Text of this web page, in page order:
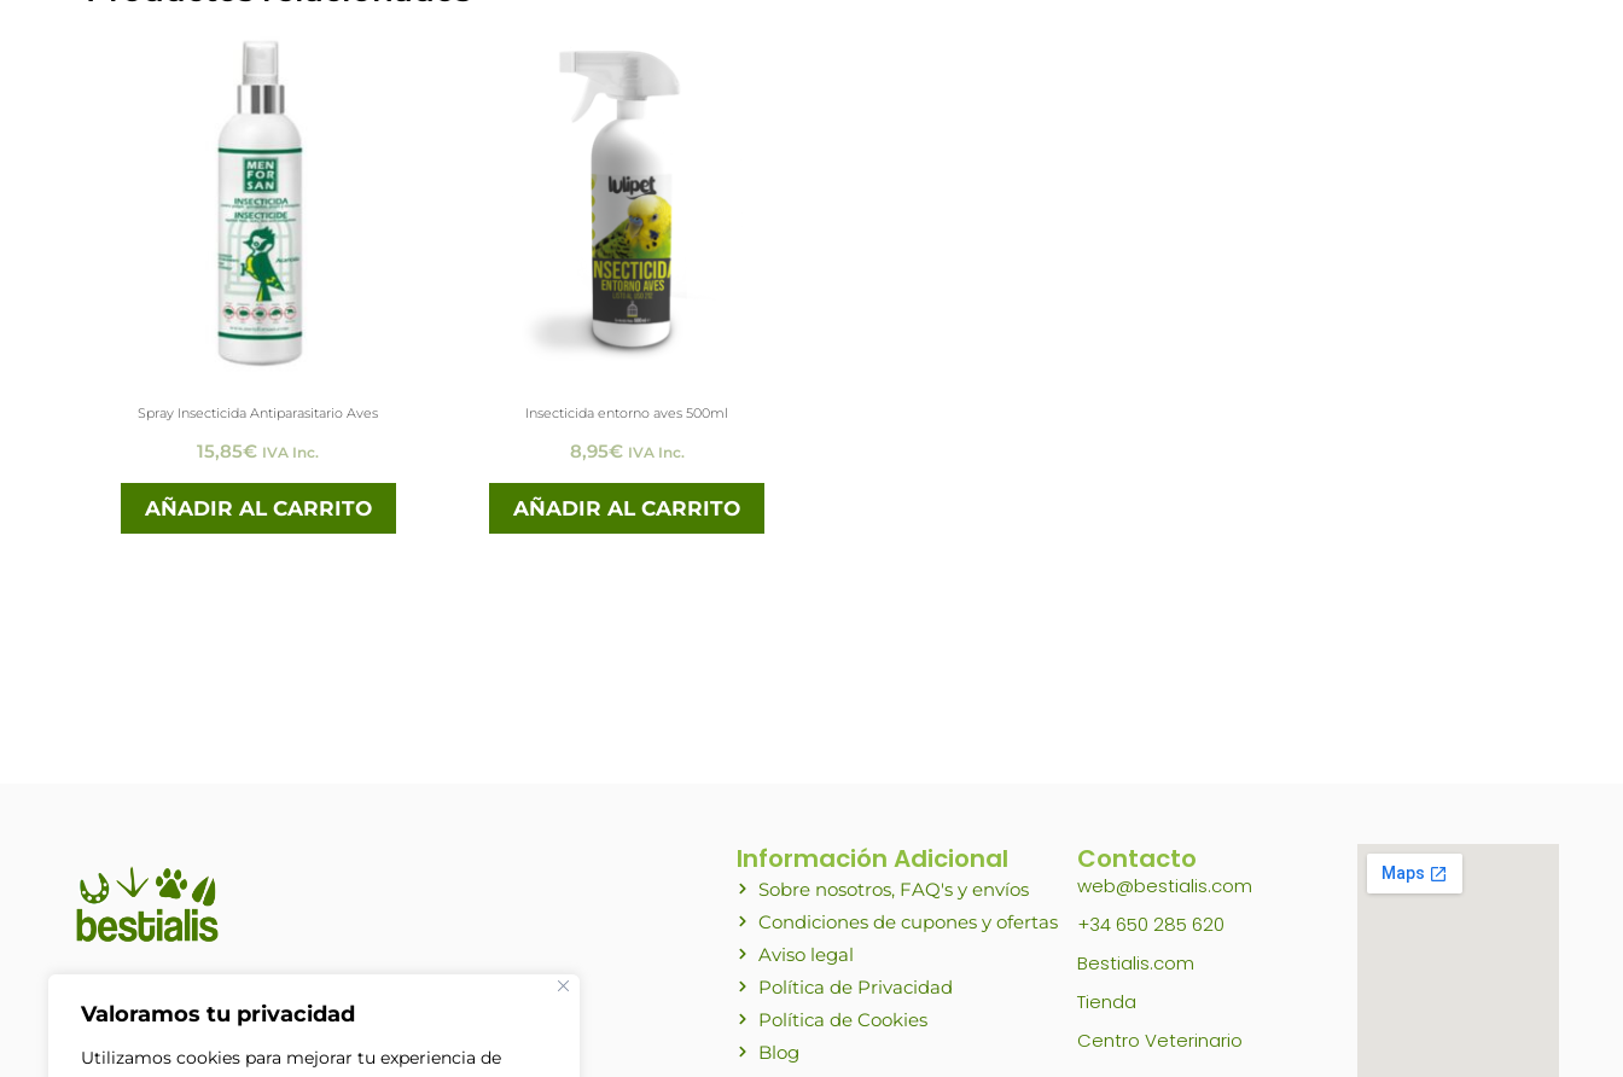
Valoramos tu privacidad
Utilizamos cookies para mejorar tu experiencia de
Spray Insecticida Antiparasitario Aves
15,85€ IVA Inc.
AÑADIR AL CARRITO
Insecticida entorno aves 500ml
8,95€ IVA Inc.
AÑADIR AL CARRITO
confianza y pasión por los
animales para ayudarte a
Información Adicional
Sobre nosotros, FAQ's y envíos
Condiciones de cupones y ofertas
Aviso legal
Política de Privacidad
Política de Cookies
Blog
Contacto
web@bestialis.com
+34 650 285 620
Bestialis.com
Tienda
Centro Veterinario